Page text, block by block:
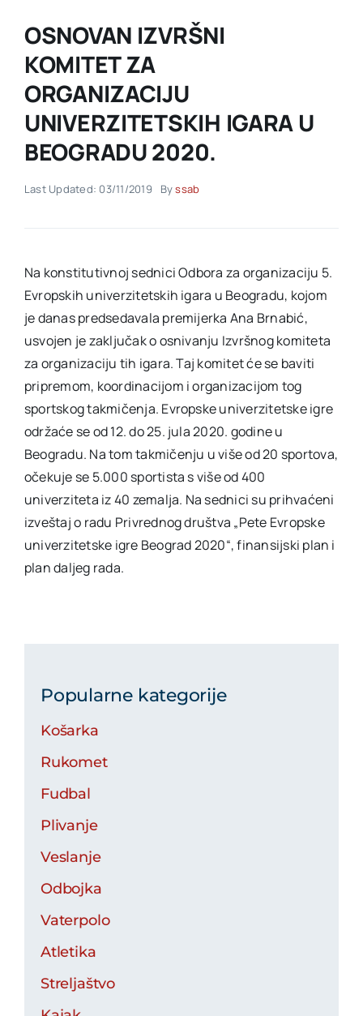
Akti SSAB
Kontakt
OSNOVAN IZVRŠNI
KOMITET ZA
ORGANIZACIJU
UNIVERZITETSKIH IGARA U
BEOGRADU 2020.
Last Updated: 03/11/2019 Byssab
Na konstitutivnoj sednici Odbora za organizaciju 5.
Evropskih univerzitetskih igara u Beogradu, kojom
je danas predsedavala premijerka Ana Brnabić,
usvojen je zaključak o osnivanju Izvršnog komiteta
za organizaciju tih igara. Taj komitet će se baviti
pripremom, koordinacijom i organizacijom tog
sportskog takmičenja. Evropske univerzitetske igre
održaće se od 12. do 25. jula 2020. godine u
Beogradu. Na tom takmičenju u više od 20 sportova,
očekuje se 5.000 sportista s više od 400
univerziteta iz 40 zemalja. Na sednici su prihvaćeni
izveštaj o radu Privrednog društva „Pete Evropske
univerzitetske igre Beograd 2020“, finansijski plan i
plan daljeg rada.
Popularne kategorije
Košarka
Rukomet
Fudbal
Plivanje
Veslanje
Odbojka
Vaterpolo
Atletika
Streljaštvo